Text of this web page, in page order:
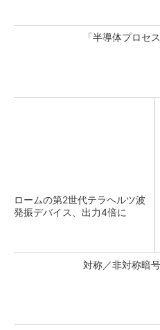
「半導体プロセ
ロームの第2世代テラヘルツ波
発振デバイス、出力4倍に
対称／非対称暗